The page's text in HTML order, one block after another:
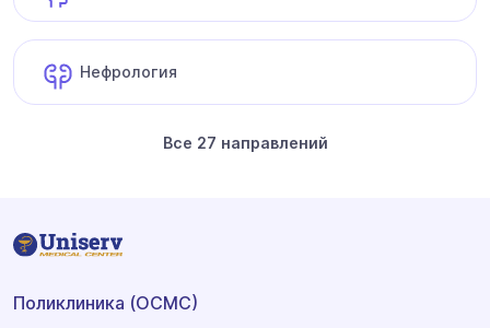
Нефрология
Все 27 направлений
Поликлиника (ОСМС)